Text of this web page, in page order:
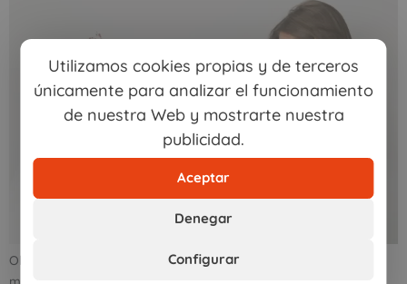
Utilizamos cookies propias y de terceros
únicamente para analizar el funcionamiento
de nuestra Web y mostrarte nuestra
publicidad.
Aceptar
Denegar
Configurar
Obtener financiación para emprender, a través de